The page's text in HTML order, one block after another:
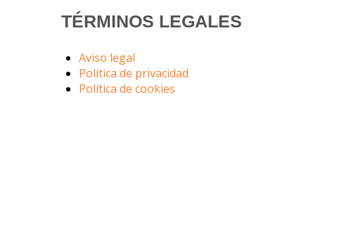
TÉRMINOS LEGALES
Aviso legal
Política de privacidad
Política de cookies